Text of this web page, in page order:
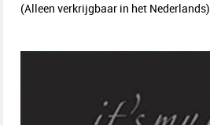
(Alleen verkrijgbaar in het Nederlands)